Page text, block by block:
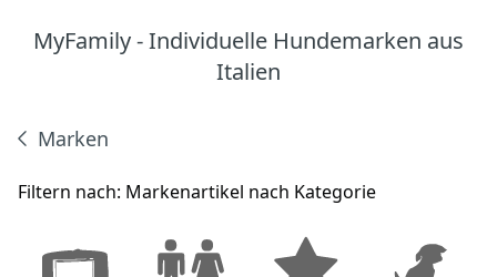
MyFamily - Individuelle Hundemarken aus
Italien
Marken
Produkte
Filtern nach: Markenartikel nach Kategorie